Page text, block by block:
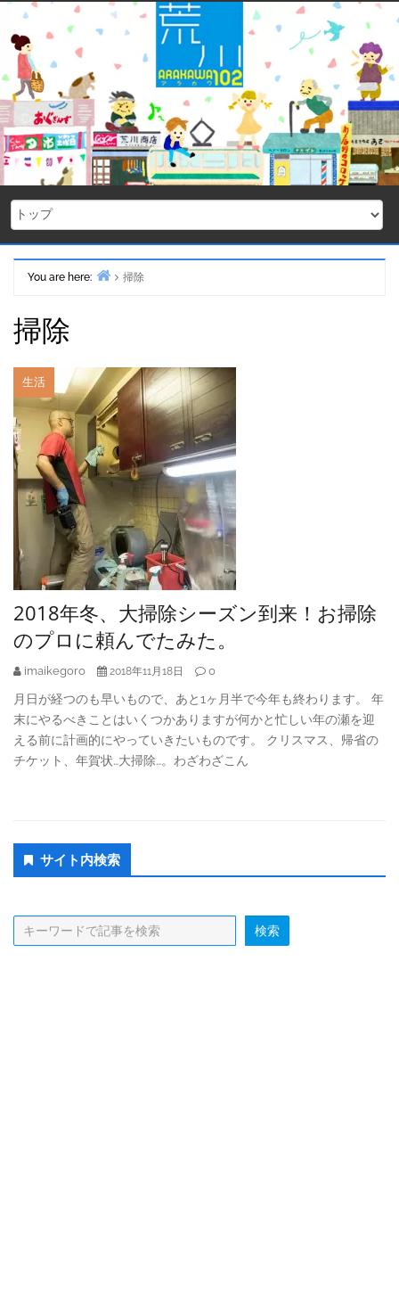
Skip
content
You are here:
掃除
掃除
生活
2018年冬、大掃除シーズン到来！お掃除
のプロに頼んでたみた。
imaikegoro 2018年11月18日 0
月日が経つのも早いもので、あと1ヶ月半で今年も終わります。 年
末にやるべきことはいくつかありますが何かと忙しい年の瀬を迎
える前に計画的にやっていきたいものです。 クリスマス、帰省の
チケット、年賀状…大掃除…。わざわざこん
Secondary
Sidebar
サイト内検索